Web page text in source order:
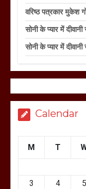
वरिष्ठ पत्रकार मुकेश
सोनी के प्यार में
सोनी के प्यार में
Calendar
M T
3
4 5